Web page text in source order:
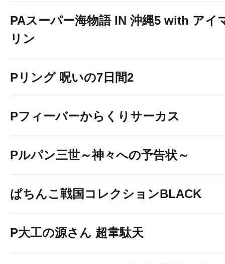
PAスーパー海物語 IN 沖縄5 with アイ
リン
Pリング 呪いの7日間2
Pフィーバーからくりサーカス
Pルパン三世～神々への予告状～
ぱちんこ戦国コレクションBLACK
P大工の源さん 超韋駄天